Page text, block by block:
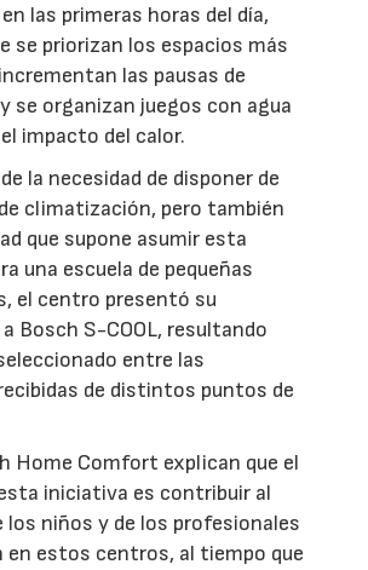
las primeras horas del día,
se priorizan los espacios más
las pausas de
se organizan juegos con agua
impacto del calor.
la necesidad de disponer de
climatización, pero también
que supone asumir esta
una escuela de pequeñas
el centro presentó su
Bosch S-COOL, resultando
entre las
de distintos puntos de
Home Comfort explican que el
iniciativa es contribuir al
los niños y de los profesionales
en estos centros, al tiempo que